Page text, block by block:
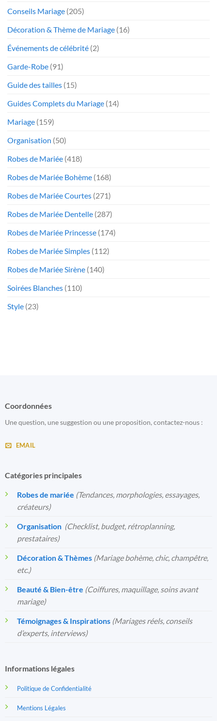
Conseils Mariage (205)
Décoration & Thème de Mariage (16)
Événements de célébrité (2)
Garde-Robe (91)
Guide des tailles (15)
Guides Complets du Mariage (14)
Mariage (159)
Organisation (50)
Robes de Mariée (418)
Robes de Mariée Bohème (168)
Robes de Mariée Courtes (271)
Robes de Mariée Dentelle (287)
Robes de Mariée Princesse (174)
Robes de Mariée Simples (112)
Robes de Mariée Sirène (140)
Soirées Blanches (110)
Style (23)
Coordonnées
Une question, une suggestion ou une proposition, contactez-nous :
EMAIL
Catégories principales
Robes de mariée (Tendances, morphologies, essayages,
créateurs)
Organisation️ (Checklist, budget, rétroplanning,
prestataires)
Décoration & Thèmes (Mariage bohème, chic, champêtre,
etc.)
Beauté & Bien-être (Coiffures, maquillage, soins avant
mariage)
Témoignages & Inspirations (Mariages réels, conseils
d’experts, interviews)
Informations légales
Politique de Confidentialité
Mentions Légales